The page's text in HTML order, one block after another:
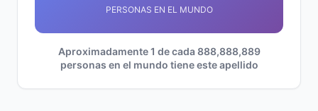
PERSONAS EN EL MUNDO
Aproximadamente 1 de cada 888,888,889
personas en el mundo tiene este apellido